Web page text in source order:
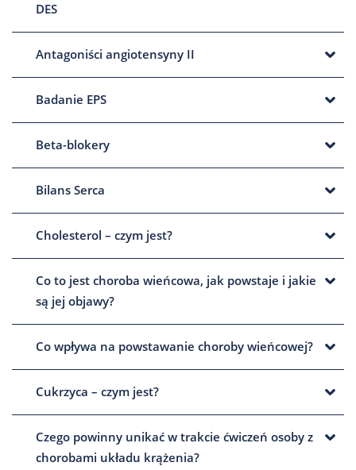
DES
Antagoniści angiotensyny II
Badanie EPS
Beta-blokery
Bilans Serca
Cholesterol – czym jest?
Co to jest choroba wieńcowa, jak powstaje i jakie
są jej objawy?
Co wpływa na powstawanie choroby wieńcowej?
Cukrzyca – czym jest?
Czego powinny unikać w trakcie ćwiczeń osoby z
chorobami układu krążenia?